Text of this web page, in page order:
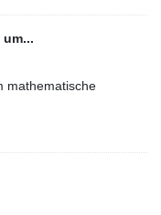
mathematische